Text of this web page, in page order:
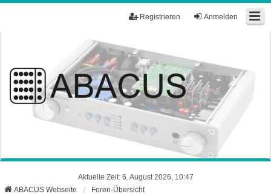
Anmelden
Registrieren
Aktuelle Zeit: 6. August 2026, 10:47
ABACUS Webseite
Foren-Übersicht